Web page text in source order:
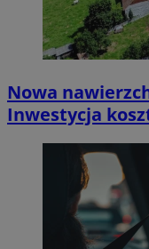
Nowa
Inwestycja